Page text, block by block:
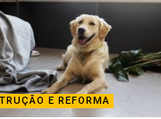
E REFORMA